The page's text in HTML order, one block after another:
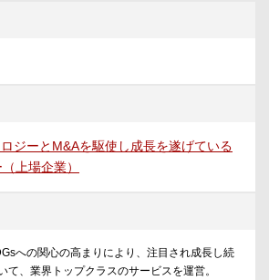
ジーとM&Aを駆使し成長を遂げている
上場企業）
への関心の高まりにより、注目され成長し続
て、業界トップクラスのサービスを運営。